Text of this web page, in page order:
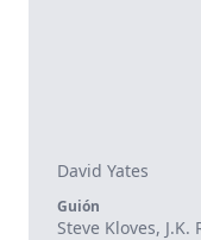
David Yates
Guión
Steve Kloves, J.K.